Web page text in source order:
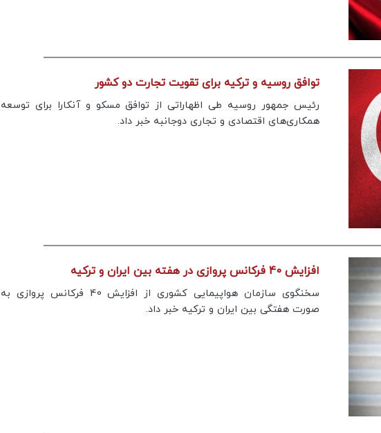
توافق روسیه و ترکیه برای تقویت تجارت دو کشور
رئیس جمهور روسیه طی اظهاراتی از توافق مسکو و آنکارا برای توسعه
همکاری‌های اقتصادی و تجاری دوجانبه خبر داد.
افزایش 40 فرکانس پروازی در هفته بین ایران و ترکیه
سخنگوی سازمان هواپیمایی کشوری از افزایش 40 فرکانس پروازی به
صورت هفتگی بین ایران و ترکیه خبر داد.
ماجرای قلعه‌های متعدد در جنوب ایران چیست؟